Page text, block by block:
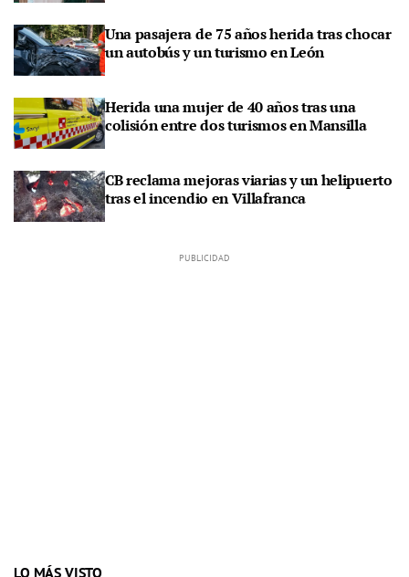
Una pasajera de 75 años herida tras chocar
un autobús y un turismo en León
Herida una mujer de 40 años tras una
colisión entre dos turismos en Mansilla
CB reclama mejoras viarias y un helipuerto
tras el incendio en Villafranca
LO MÁS VISTO